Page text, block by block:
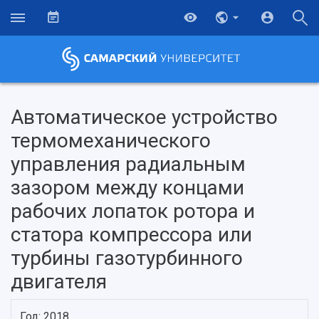
НАЗАД
Об университете
История
Новости
Главные новости
Образование
Почему я выбираю Самарский университет?
Научно-исследовательская деятельность
Основные научные направления
Автоматическое устройство
термомеханического
управления радиальным
зазором между концами
рабочих лопаток ротора и
статора компрессора или
турбины газотурбинного
двигателя